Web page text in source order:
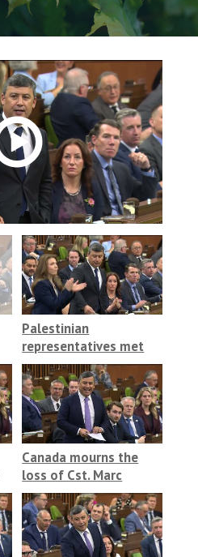
Palestinian
representatives met
with the Canadian
Museum for Human
Rights for its Nakba
exhibit
Canada mourns the
loss of Cst. Marc
Pinizotto.
Unfortunately, his
death is not an
isolated incident